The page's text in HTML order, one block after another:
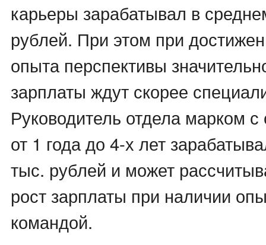
карьеры зарабатывал в
рублей. При этом при
опыта перспективы
зарплаты ждут скорее
Руководитель отдела марком
от 1 года до 4-х лет
тыс. рублей и может
рост зарплаты при наличии
командой.